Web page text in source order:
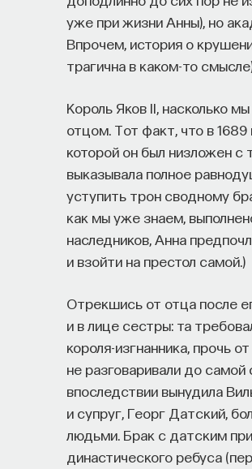
уже при жизни Анны), но
Впрочем, история о
трагична в каком-то
Король Яков II, насколько
отцом. Тот факт, что в
которой он был низложен с
выказывала полное
уступить трон сводному
как мы уже знаем,
наследников, Анна
и взойти на престол самой.)
Отрекшись от отца после
и в лице сестры: та
короля-изгнанника, прочь
не разговаривали до
впоследствии вынудила
и супруг, Георг Датский,
людьми. Брак с датским
династического ребуса